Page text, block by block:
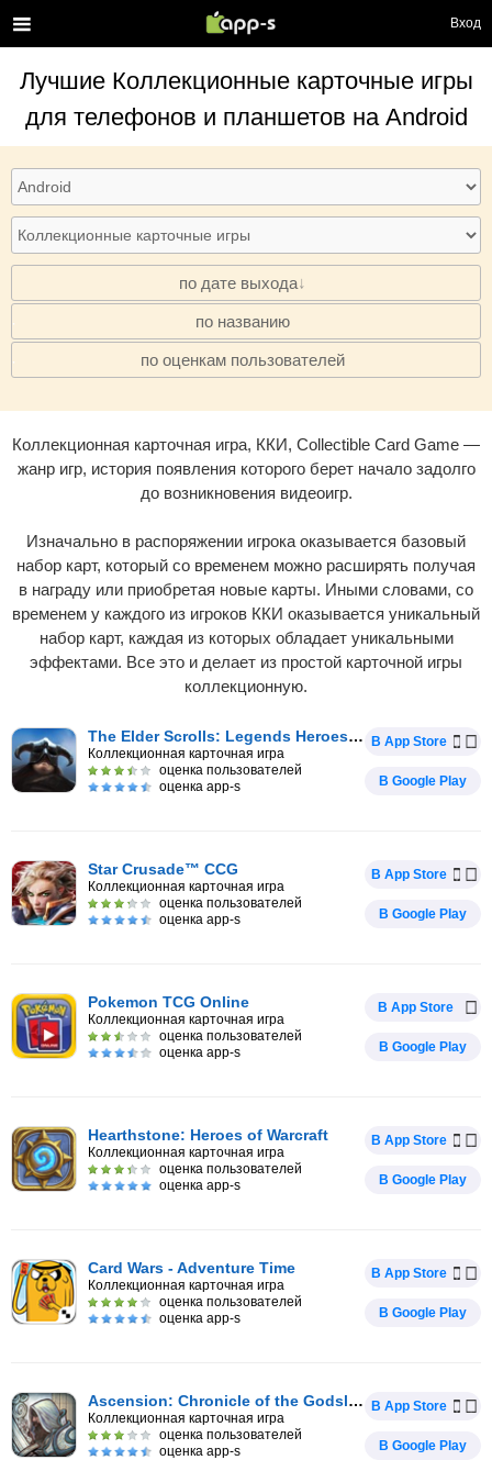
Вход
Лучшие Коллекционные карточные игры
для телефонов и планшетов на Android
по дате выхода
· по названию
· по оценкам пользователей
Коллекционная карточная игра, ККИ, Collectible Card Game —
жанр игр, история появления которого берет начало задолго
до возникновения видеоигр.
Изначально в распоряжении игрока оказывается базовый
набор карт, который со временем можно расширять получая
в награду или приобретая новые карты. Иными словами, со
временем у каждого из игроков ККИ оказывается уникальный
набор карт, каждая из которых обладает уникальными
эффектами. Все это и делает из простой карточной игры
коллекционную.
The Elder Scrolls: Legends Heroes of Skyri
Коллекционная карточная игра
оценка пользователей
оценка app-s
В App Store
В Google Play
Star Crusade™ CCG
Коллекционная карточная игра
оценка пользователей
оценка app-s
В App Store
В Google Play
Pokemon TCG Online
Коллекционная карточная игра
оценка пользователей
оценка app-s
В App Store
В Google Play
Hearthstone: Heroes of Warcraft
Коллекционная карточная игра
оценка пользователей
оценка app-s
В App Store
В Google Play
Card Wars - Adventure Time
Коллекционная карточная игра
оценка пользователей
оценка app-s
В App Store
В Google Play
Ascension: Chronicle of the Godslayer
Коллекционная карточная игра
оценка пользователей
оценка app-s
В App Store
В Google Play